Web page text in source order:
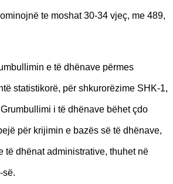
te moshat 30-34 vjeç, me 489,
e të dhënave përmes
statistikorë, për shkurorëzime SHK-1,
i të dhënave bëhet çdo
për krijimin e bazës së të dhënave,
të dhënat administrative, thuhet në
së.